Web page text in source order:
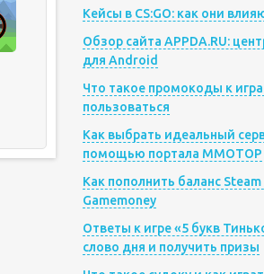
Кейсы в CS:GO: как они
Обзор сайта APPDA.RU:
для Android
Что такое промокоды к
пользоваться
Как выбрать идеальный
помощью портала MMOTOP
Как пополнить баланс
Gamemoney
Ответы к игре «5 букв
слово дня и получить призы